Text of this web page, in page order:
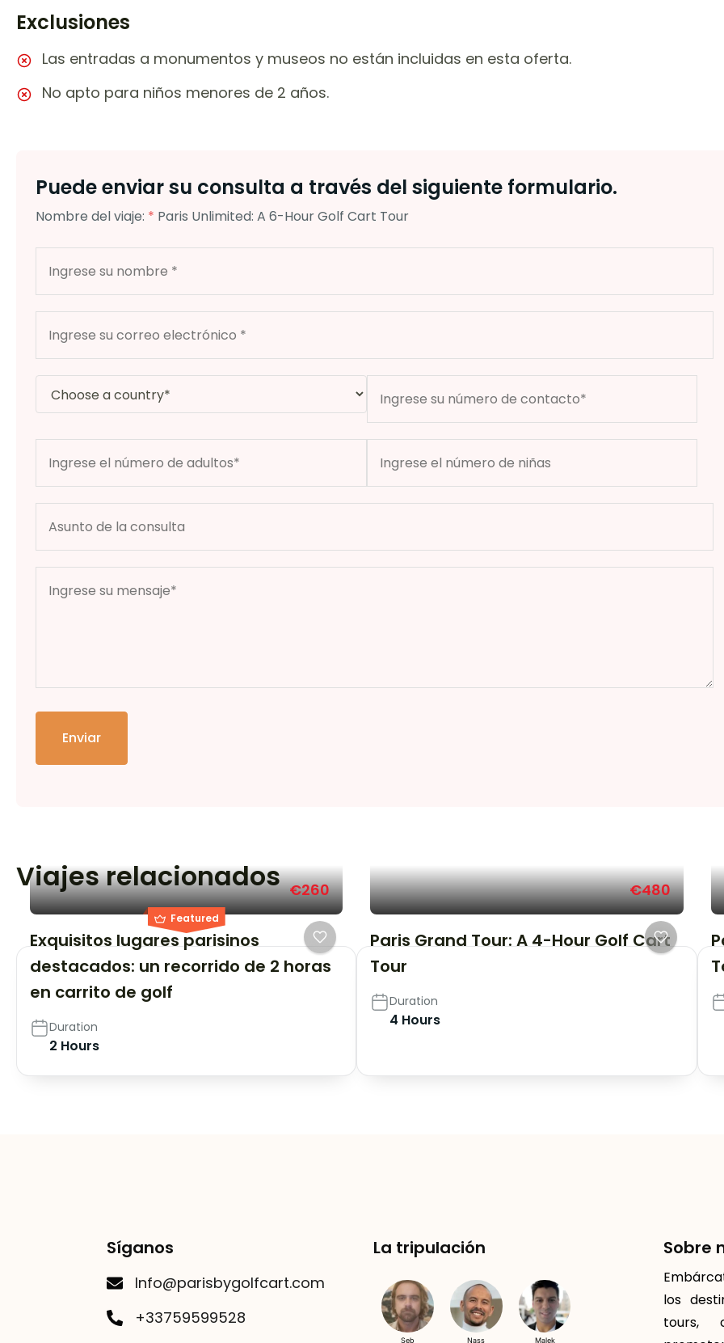
Exclusiones
Las entradas a monumentos y museos no están incluidas en esta oferta.
No apto para niños menores de 2 años.
Puede enviar su consulta a través del siguiente formulario.
Nombre del viaje: * Paris Unlimited: A 6-Hour Golf Cart Tour
Enviar
Viajes relacionados
Featured
€260
Exquisitos lugares parisinos
destacados: un recorrido de 2 horas
en carrito de golf
Duration
2 Hours
€480
Paris Grand Tour: A 4-Hour Golf Cart
Tour
Duration
4 Hours
Síganos
Info@parisbygolfcart.com
+33759599528
La tripulación
Seb Nass Malek
Sobre
los
tours,